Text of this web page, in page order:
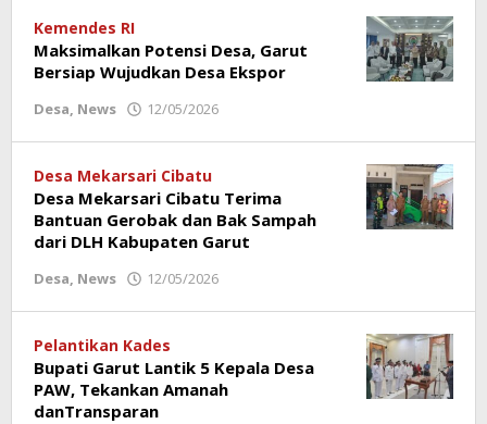
Kemendes RI
Maksimalkan Potensi Desa, Garut
Bersiap Wujudkan Desa Ekspor
Desa, News 12/05/2026
Desa Mekarsari Cibatu
Desa Mekarsari Cibatu Terima
Bantuan Gerobak dan Bak Sampah
dari DLH Kabupaten Garut
Desa, News 12/05/2026
Pelantikan Kades
Bupati Garut Lantik 5 Kepala Desa
PAW, Tekankan Amanah
danTransparan